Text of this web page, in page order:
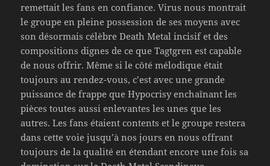
remettait les fans en confiance. Virus nous montrait
le groupe en pleine possession de ses moyens avec
son désormais célèbre Death Metal incisif et des
compositions dignes de ce que Tagtgren est capable
de nous offrir. Même si le côté mélodique était
toujours au rendez-vous, c’est avec une grande
puissance de frappe que Hypocrisy enchaînant les
pièces toutes aussi enlevantes les unes que les
autres. Les fans étaient contents et le groupe restera
dans cette voie jusqu’à nos jours en nous offrant
toujours de la qualité en étendant encore une fois sa